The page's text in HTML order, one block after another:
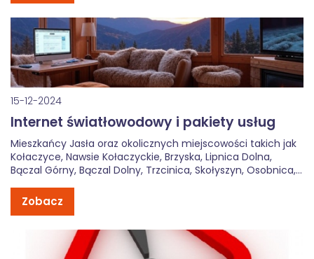
15-12-2024
Internet światłowodowy i pakiety usług
Mieszkańcy Jasła oraz okolicznych miejscowości takich jak
Kołaczyce, Nawsie Kołaczyckie, Brzyska, Lipnica Dolna,
Bączal Górny, Bączal Dolny, Trzcinica, Skołyszyn, Osobnica,
nowoczesnego, szybkiego internetu światłowodowego oraz
Zobacz